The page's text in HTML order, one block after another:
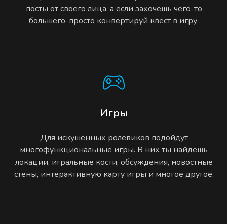
посты от своего лица, а если захочешь чего-то
большего, просто конвертируй квест в игру.
Игры
Для искушенных ролевиков подойдут
многофункциональные игры. В них ты найдешь
локации, игральные кости, обсуждения, новостные
стены, интерактивную карту игры и многое другое.